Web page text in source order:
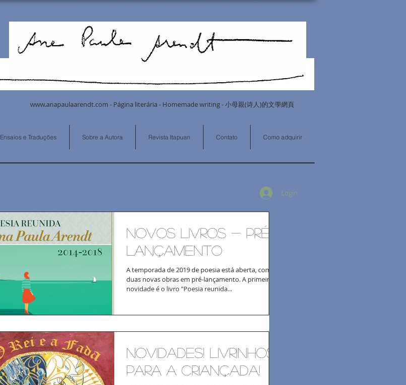
www.anapaulaarendt.com - Página literária - Homemade writing - 小母親(诗人)的文學網頁
Ensaios e Traduções Sobre a Autora Revista Itapuan Contato Como adquirir
Login
NOVOS LIVROS - Pré-
lançamento
A temporada de 2019 de poesia está aberta, com
duas novas obras em pré-lançamento. A primeira
novidade é o livro "Poesia reunida...
Novidades! Livrinhos
para a criançada!